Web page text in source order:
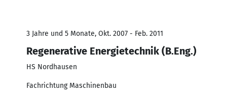
3 Jahre und 5 Monate, Okt. 2007 - Feb. 2011
Regenerative Energietechnik (B.Eng.)
HS Nordhausen
Fachrichtung Maschinenbau